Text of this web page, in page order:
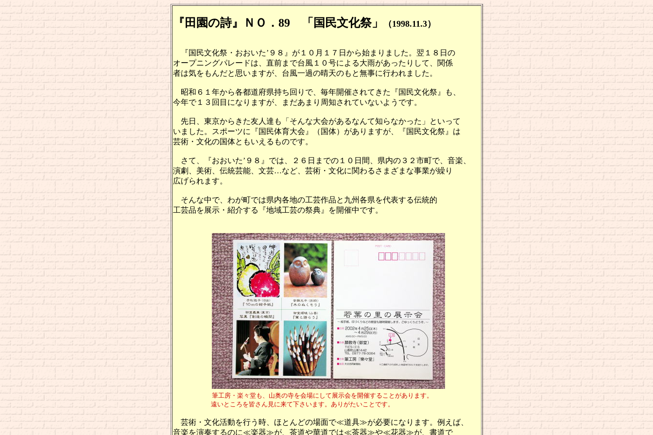
『田園の詩』ＮＯ．89 「国民文化祭」 （1998.11.3）
『国民文化祭・おおいた’９８』が１０月１７日から始まりました。翌１８日の
オープニングパレードは、直前まで台風１０号による大雨があったりして、関係
者は気をもんだと思いますが、台風一過の晴天のもと無事に行われました。
昭和６１年から各都道府県持ち回りで、毎年開催されてきた『国民文化祭』も、
今年で１３回目になりますが、まだあまり周知されていないようです。
先日、東京からきた友人達も「そんな大会があるなんて知らなかった」といって
いました。スポーツに『国民体育大会』（国体）がありますが、『国民文化祭』は
芸術・文化の国体ともいえるものです。
さて、『おおいた’９８』では、２６日までの１０日間、県内の３２市町で、音楽、
演劇、美術、伝統芸能、文芸…など、芸術・文化に関わるさまざまな事業が繰り
広げられます。
そんな中で、わが町では県内各地の工芸作品と九州各県を代表する伝統的
工芸品を展示・紹介する『地域工芸の祭典』を開催中です。
筆工房・楽々堂も、山奥の寺を会場にして展示会を開催することがあります。
遠いところを皆さん見に来て下さいます。ありがたいことです。
芸術・文化活動を行う時、ほとんどの場面で≪道具≫が必要になります。例えば、
音楽を演奏するのに≪楽器≫が、茶道や華道では≪茶器≫や≪花器≫が、書道で